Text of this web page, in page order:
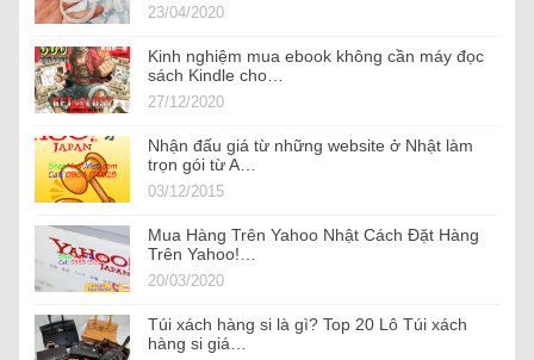
23/04/2020
Kinh nghiệm mua ebook không cần máy đọc
sách Kindle cho…
27/12/2020
Nhận đấu giá từ những website ở Nhật làm
trọn gói từ A…
03/12/2015
Mua Hàng Trên Yahoo Nhật Cách Đặt Hàng
Trên Yahoo!…
20/03/2020
Túi xách hàng si là gì? Top 20 Lô Túi xách
hàng si giá…